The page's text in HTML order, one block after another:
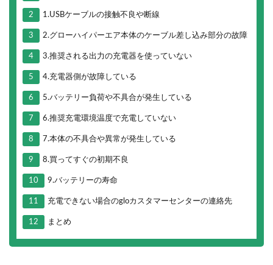
2 1.USBケーブルの接触不良や断線
3 2.グローハイパーエア本体のケーブル差し込み部分の故障
4 3.推奨される出力の充電器を使っていない
5 4.充電器側が故障している
6 5.バッテリー負荷や不具合が発生している
7 6.推奨充電環境温度で充電していない
8 7.本体の不具合や異常が発生している
9 8.買ってすぐの初期不良
10 9.バッテリーの寿命
11 充電できない場合のgloカスタマーセンターの連絡先
12 まとめ